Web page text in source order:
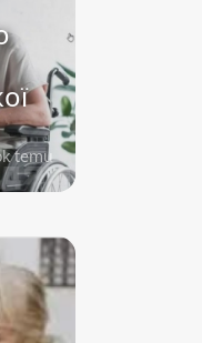
temu